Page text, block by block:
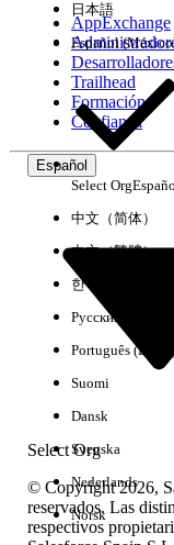
Experiencia
AppExchange
Trailhead
Formación
Confianza
Español
Select Org
日本語
Español
Select Org
中文（简体）
中文（繁體）
한국어
Русский
Português
Suomi
Dansk
Svenska
Nederlands
Norsk
© Copyright 2026,
reservados. Las
respectivos